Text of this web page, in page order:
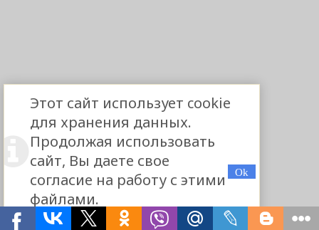
Этот сайт использует cookie
для хранения данных.
Продолжая использовать
сайт, Вы даете свое
согласие на работу с этими
файлами.